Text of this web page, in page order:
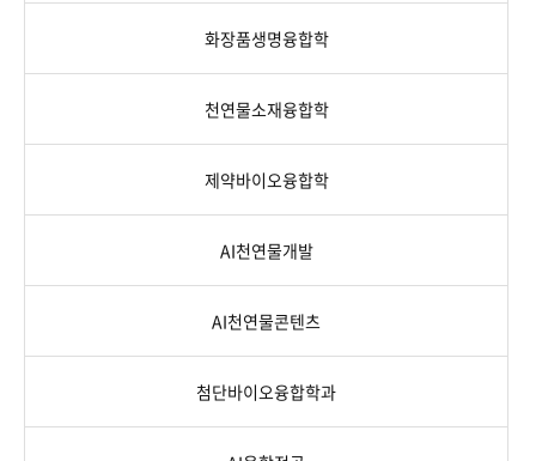
화장품생명융합학
천연물소재융합학
제약바이오융합학
AI천연물개발
AI천연물콘텐츠
첨단바이오융합학과